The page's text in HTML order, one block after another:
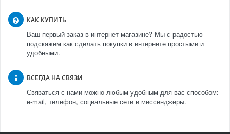
КАК КУПИТЬ
Ваш первый заказ в интернет-магазине? Мы с радостью
подскажем как сделать покупки в интернете простыми и
удобными.
ВСЕГДА НА СВЯЗИ
Связаться с нами можно любым удобным для вас способом:
e-mail, телефон, социальные сети и мессенджеры.